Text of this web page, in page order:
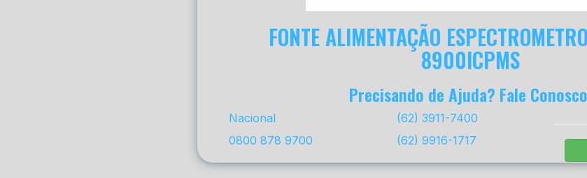
FONTE ALIMENTAÇÃO
8900ICPMS
Precisando de Ajuda? Fale
Nacional
0800 878 9700
(62) 3911-7400
(62) 9916-1717